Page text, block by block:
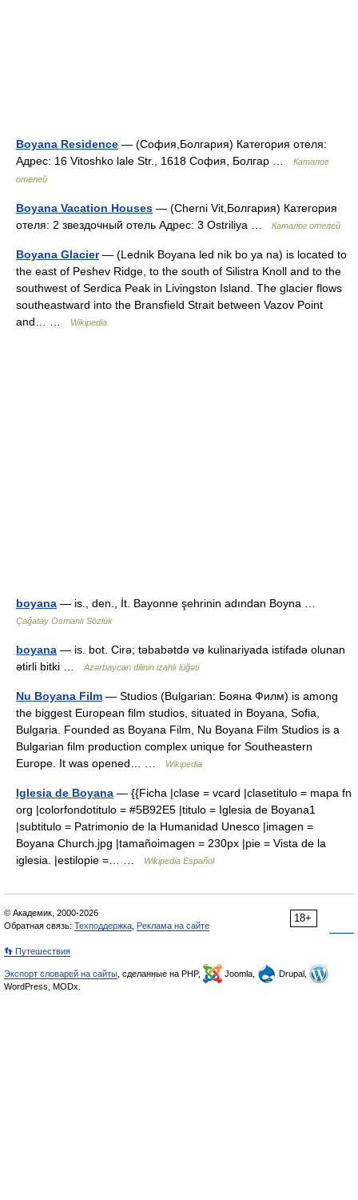
Boyana Residence — (София,Болгария) Категория отеля:
Адрес: 16 Vitoshko lale Str., 1618 София, Болгар …
Каталог
отелей
Boyana Vacation Houses — (Cherni Vit,Болгария) Категория
отеля: 2 звездочный отель Адрес: 3 Ostriliya …
Каталог отелей
Boyana Glacier— (Lednik Boyana led nik bo ya na) is located to
the east of Peshev Ridge, to the south of Silistra Knoll and to the
southwest of Serdica Peak in Livingston Island. The glacier flows
southeastward into the Bransfield Strait between Vazov Point
and… …
Wikipedia
boyana — is., den., İt. Bayonne şehrinin adından Boyna …
Çağatay Osmanlı Sözlük
boyana — is. bot. Cirə; təbabətdə və kulinariyada istifadə olunan
ətirli bitki …
Azərbaycan dilinin izahlı lüğəti
Nu Boyana Film — Studios (Bulgarian: Бояна Филм) is among
the biggest European film studios, situated in Boyana, Sofia,
Bulgaria. Founded as Boyana Film, Nu Boyana Film Studios is a
Bulgarian film production complex unique for Southeastern
Europe. It was opened… …
Wikipedia
Iglesia de Boyana — {{Ficha |clase = vcard |clasetitulo = mapa fn
org |colorfondotitulo = #5B92E5 |titulo = Iglesia de Boyana1
|subtitulo = Patrimonio de la Humanidad Unesco |imagen =
Boyana Church.jpg |tamañoimagen = 230px |pie = Vista de la
iglesia. |estilopie =… …
Wikipedia Español
18+
© Академик, 2000-2026
Обратная связь: Техподдержка Реклама на сайте
👣 Путешествия
Экспорт словарей на сайты , сделанные на PHP, Joomla,
Drupal,
WordPress, MODx.